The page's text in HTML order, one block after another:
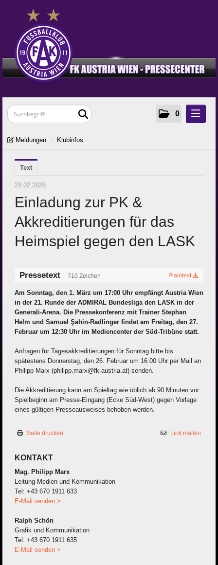
0
Meldungen
Frauen
Young Violets
Media
Zur Klub-Seite
Meldungen / Klubinfos
Text
23.02.2026
Einladung zur PK &
Akkreditierungen für das
Heimspiel gegen den LASK
Pressetext 710 Zeichen Plaintext
Am Sonntag, den 1. März um 17:00 Uhr empfängt Austria Wien
in der 21. Runde der ADMIRAL Bundesliga den LASK in der
Generali-Arena. Die Pressekonferenz mit Trainer Stephan
Helm und Samuel Şahin-Radlinger findet am Freitag, den 27.
Februar um 12:30 Uhr im Mediencenter der Süd-Tribüne statt.
Anfragen für Tagesakkreditierungen für Sonntag bitte bis
spätestens Donnerstag, den 26. Februar um 16:00 Uhr per Mail an
Philipp Marx (philipp.marx@fk-austria.at) senden.
Die Akkreditierung kann am Spieltag wie üblich ab 90 Minuten vor
Spielbeginn am Presse-Eingang (Ecke Süd-West) gegen Vorlage
eines gültigen Presseausweises behoben werden.
Seite drucken Link mailen
KONTAKT
Mag. Philipp Marx
Leitung Medien und Kommunikation
Tel: +43 670 1911 633
E-Mail senden >
Ralph Schön
Grafik und Kommunikation
Tel: +43 670 1911 635
E-Mail senden >